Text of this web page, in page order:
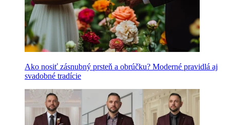
Ako nosiť zásnubný prsteň a obrúčku? Moderné pravidlá aj
svadobné tradície